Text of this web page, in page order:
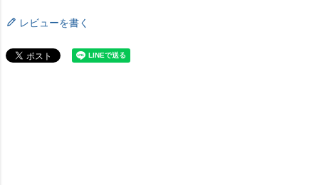
レビューを書く